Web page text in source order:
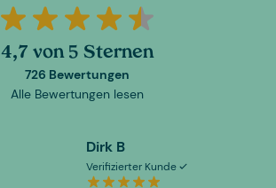
4,7 von 5 Sternen
726 Bewertungen
Alle Bewertungen lesen
Dirk B
Verifizierter Kunde